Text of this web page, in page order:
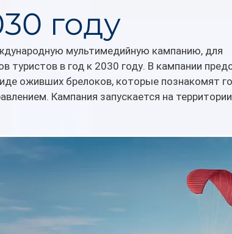
году
мультимедийную кампанию, для
туристов в год к 2030 году. В кампании
оживших брелоков, которые познакомят
Кампания запускается на